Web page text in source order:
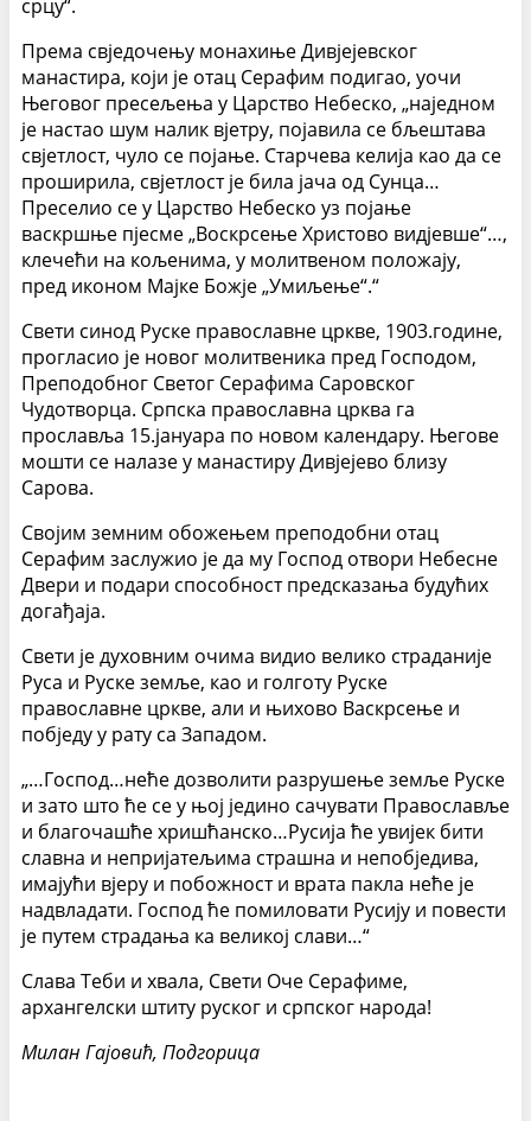
срцу“.
Према свједочењу монахиње Дивјејевског
манастира, који је отац Серафим подигао, уочи
Његовог пресељења у Царство Небеско, „наједном
је настао шум налик вјетру, појавила се бљештава
свјетлост, чуло се појање. Старчева келија као да се
проширила, свјетлост је била јача од Сунца…
Преселио се у Царство Небеско уз појање
васкршње пјесме „Воскрсење Христово видјевше“…,
клечећи на кољенима, у молитвеном положају,
пред иконом Мајке Божје „Умиљење“.“
Свети синод Руске православне цркве, 1903.године,
прогласио је новог молитвеника пред Господом,
Преподобног Светог Серафима Саровског
Чудотворца. Српска православна црква га
прославља 15.јануара по новом календару. Његове
мошти се налазе у манастиру Дивјејево близу
Сарова.
Својим земним обожењем преподобни отац
Серафим заслужио је да му Господ отвори Небесне
Двери и подари способност предсказања будућих
догађаја.
Свети је духовним очима видио велико страданије
Руса и Руске земље, као и голготу Руске
православне цркве, али и њихово Васкрсење и
побједу у рату са Западом.
„…Господ…неће дозволити разрушење земље Руске
и зато што ће се у њој једино сачувати Православље
и благочашће хришћанско…Русија ће увијек бити
славна и непријатељима страшна и непобједива,
имајући вјеру и побожност и врата пакла неће је
надвладати. Господ ће помиловати Русију и повести
је путем страдања ка великој слави…“
Слава Теби и хвала, Свети Оче Серафиме,
архангелски штиту руског и српског народа!
Милан Гајовић, Подгорица